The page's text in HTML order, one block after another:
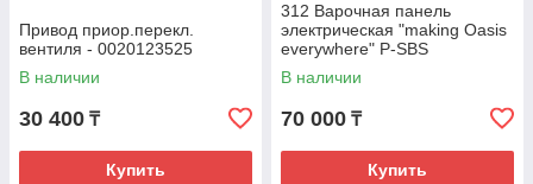
Привод приор.перекл.
вентиля - 0020123525
В наличии
30 400 ₸
Купить
312 Варочная панель
электрическая "making Oasis
everywhere" P-SBS
В наличии
70 000 ₸
Купить